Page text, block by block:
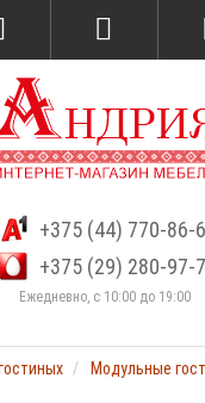
+375 (44) 770-86-
+375 (29) 280-97-
Ежедневно, с 10:00 до 19:00
Модульные